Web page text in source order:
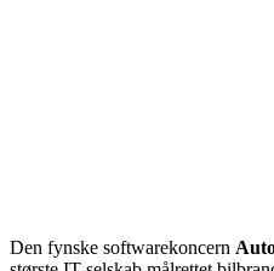
Den fynske softwarekoncern